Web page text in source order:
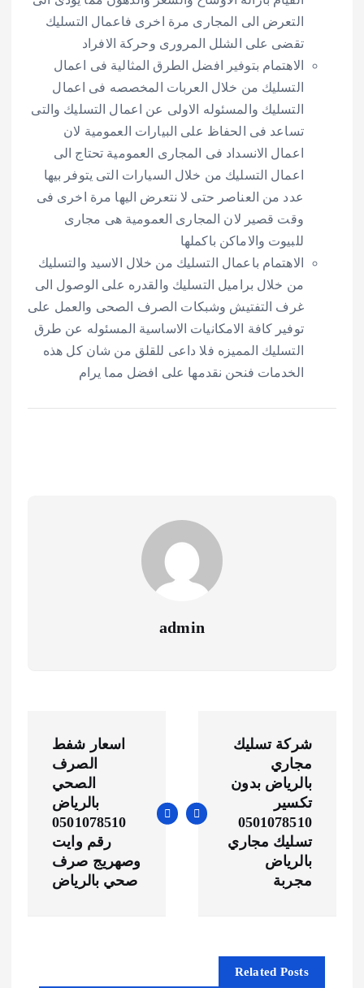
التعرض الى المجارى مرة اخرى فاعمال التسليك
تقضى على الشلل المرورى وحركة الافراد
الاهتمام بتوفير افضل الطرق المثالية فى اعمال
التسليك من خلال العربات المخصصه فى اعمال
التسليك والمسئوله الاولى عن اعمال التسليك والتى
تساعد فى الحفاظ على البيارات العمومية لان
اعمال الانسداد فى المجارى العمومية تحتاج الى
اعمال التسليك من خلال السيارات التى يتوفر بيها
عدد من العناصر حتى لا نتعرض اليها مرة اخرى فى
وقت قصير لان المجارى العمومية هى مجارى
للبيوت والاماكن باكملها
الاهتمام باعمال التسليك من خلال الاسيد والتسليك
من خلال براميل التسليك والقدره على الوصول الى
غرف التفتيش وشبكات الصرف الصحى والعمل على
توفير كافة الامكانيات الاساسية المسئوله عن طرق
التسليك المميزه فلا داعى للقلق من شان كل هذه
الخدمات فنحن نقدمها على افضل مما يرام
admin
ص
م
شركة تسليك
مجاري
بالرياض بدون
تكسير
0501078510
تسليك مجاري
بالرياض
مجربة
اسعار شفط
الصرف
الصحي
بالرياض
0501078510
رقم وايت
وصهريج صرف
صحي بالرياض
Related Posts